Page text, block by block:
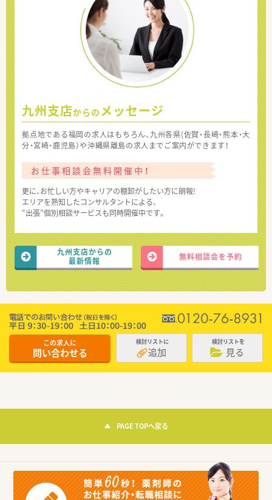
九州支店からの メッセージ
拠点地である福岡の求人はもちろん、九州各県(佐賀・長崎・熊本・大
分・宮崎・鹿児島）や沖縄県離島の求人までご案内ができます！
お仕事相談会無料開催中！
更に、お忙しい方やキャリアの棚卸がしたい方に朗報!
エリアを熟知したコンサルタントによる、
“出張”個別相談サービスも同時開催中です。
九州支店からの
最新情報
無料相談会を予約
この求人に
問い合わせる
検討リストに
追加
検討リストを
見る
PAGE TOPへ戻る